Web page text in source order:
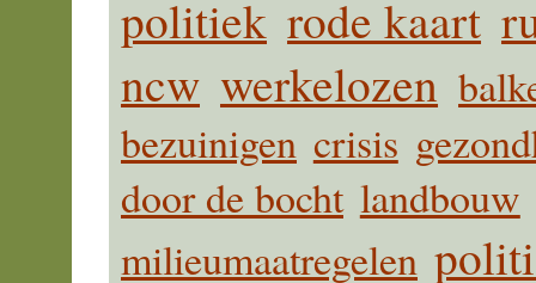
politiek rode kaart
ncw werkelozen
bezuinigen crisis
door de bocht landbouw
milieumaatregelen